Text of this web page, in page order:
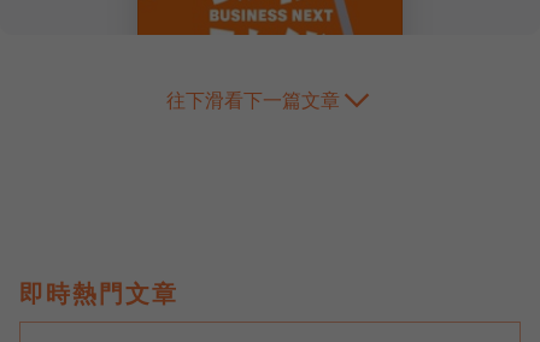
往下滑看下一篇文章
即時熱門文章